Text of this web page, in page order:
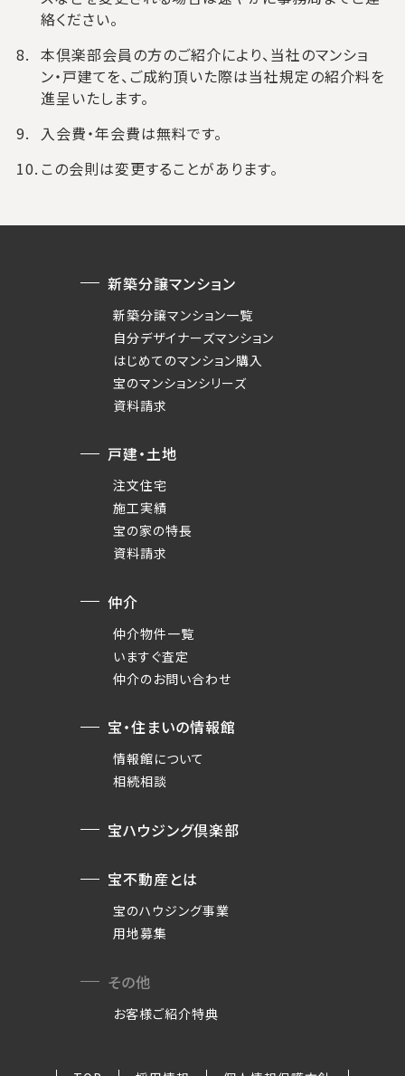
絡ください。
本倶楽部会員の方のご紹介により、当社のマンショ
ン・戸建てを、ご成約頂いた際は当社規定の紹介料を
進呈いたします。
入会費・年会費は無料です。
この会則は変更することがあります。
新築分譲マンション
新築分譲マンション一覧
自分デザイナーズマンション
はじめてのマンション購入
宝のマンションシリーズ
資料請求
戸建・土地
注文住宅
施工実績
宝の家の特長
資料請求
仲介
仲介物件一覧
いますぐ査定
仲介のお問い合わせ
宝・住まいの情報館
情報館について
相続相談
宝ハウジング倶楽部
宝不動産とは
宝のハウジング事業
用地募集
その他
お客様ご紹介特典